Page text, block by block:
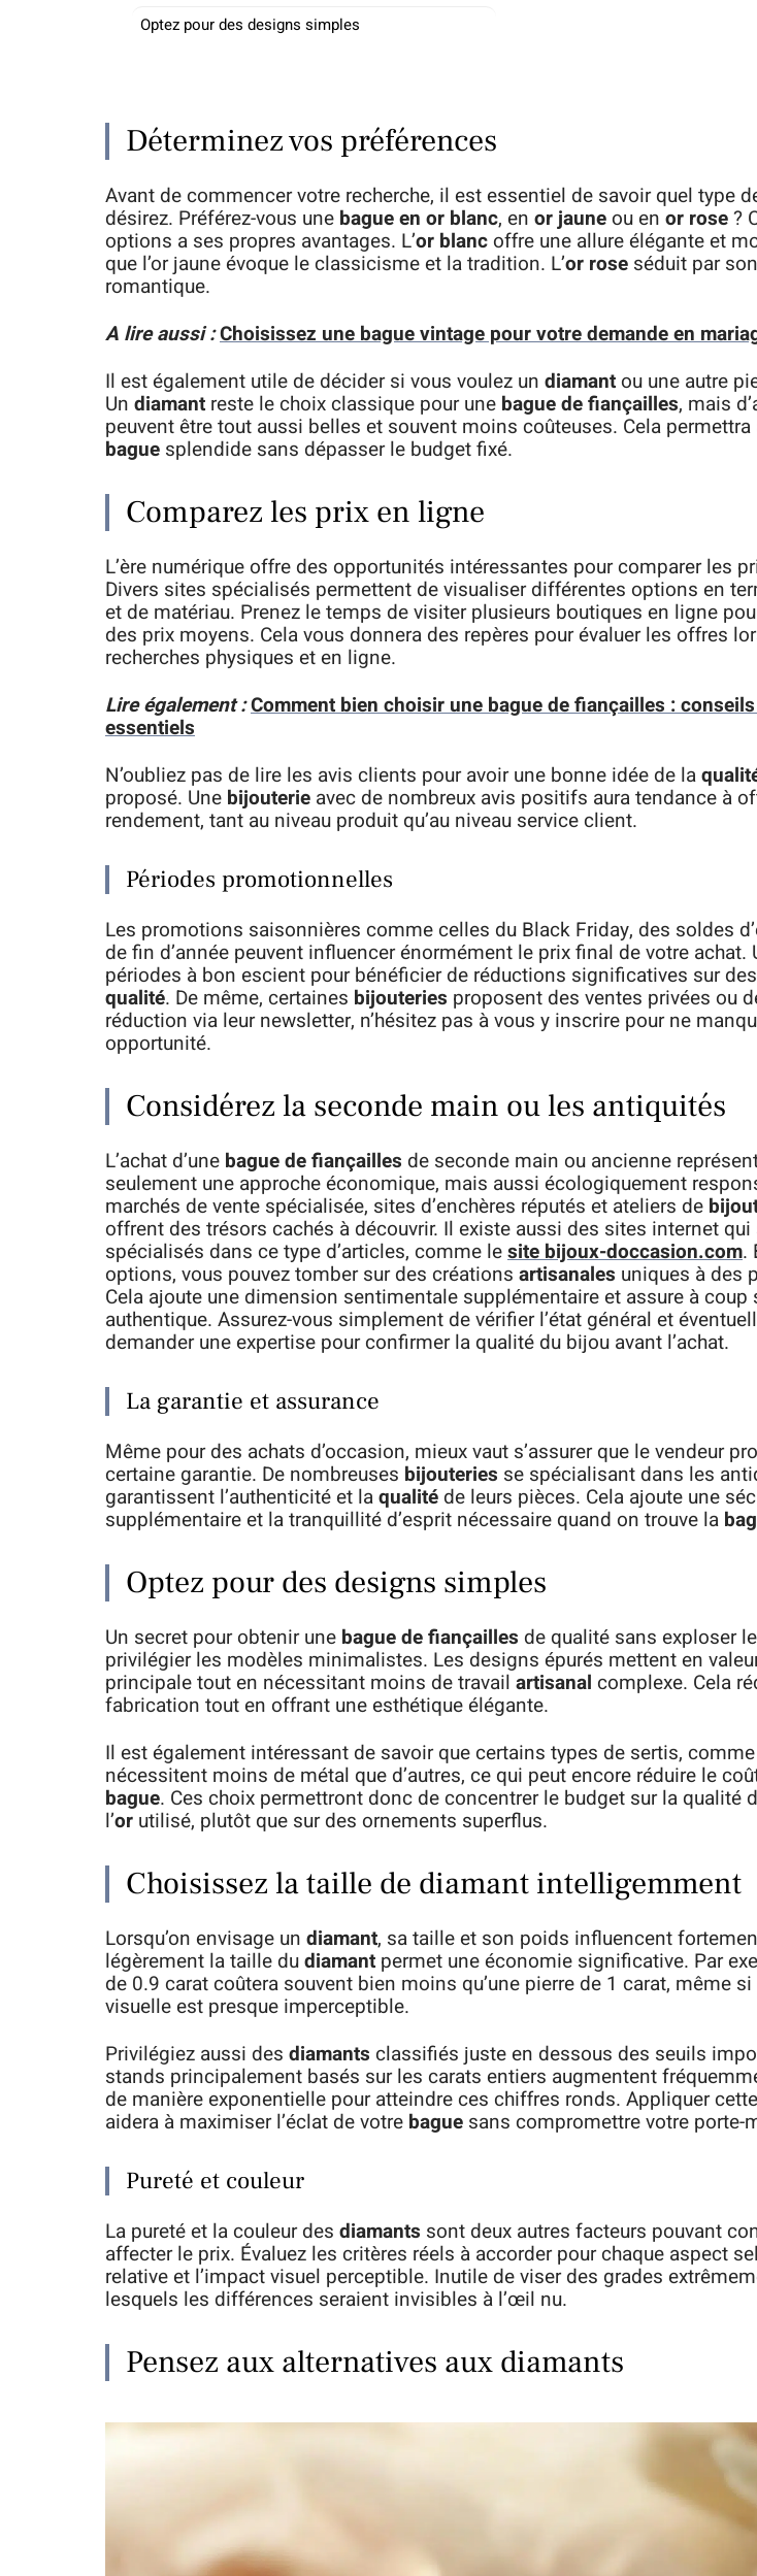
Optez pour des designs simples
Déterminez vos préférences
Avant de commencer votre recherche, il est essentiel de savoir quel type
désirez. Préférez-vous une bague en or blanc, en or jaune ou en or rose?
options a ses propres avantages. L’or blanc offre une allure élégante et
que l’or jaune évoque le classicisme et la tradition. L’or rose séduit par
romantique.
A lire aussi :Choisissez une bague vintage pour votre demande en
Il est également utile de décider si vous voulez un diamant ou une autre
Un diamant reste le choix classique pour une bague de fiançailles, mais
peuvent être tout aussi belles et souvent moins coûteuses. Cela permettra
bague splendide sans dépasser le budget fixé.
Comparez les prix en ligne
L’ère numérique offre des opportunités intéressantes pour comparer les
Divers sites spécialisés permettent de visualiser différentes options en
et de matériau. Prenez le temps de visiter plusieurs boutiques en ligne
des prix moyens. Cela vous donnera des repères pour évaluer les offres
recherches physiques et en ligne.
Lire également :Comment bien choisir une bague de fiançailles :
essentiels
N’oubliez pas de lire les avis clients pour avoir une bonne idée de la
proposé. Une bijouterie avec de nombreux avis positifs aura tendance à
rendement, tant au niveau produit qu’au niveau service client.
Périodes promotionnelles
Les promotions saisonnières comme celles du Black Friday, des soldes
de fin d’année peuvent influencer énormément le prix final de votre achat.
périodes à bon escient pour bénéficier de réductions significatives sur
qualité. De même, certaines bijouteries proposent des ventes privées ou
réduction via leur newsletter, n’hésitez pas à vous y inscrire pour ne
opportunité.
Considérez la seconde main ou les antiquités
L’achat d’une bague de fiançailles de seconde main ou ancienne
seulement une approche économique, mais aussi écologiquement
marchés de vente spécialisée, sites d’enchères réputés et ateliers de
offrent des trésors cachés à découvrir. Il existe aussi des sites internet
spécialisés dans ce type d’articles, comme lesite bijoux-doccasion.com.
options, vous pouvez tomber sur des créations artisanales uniques à des
Cela ajoute une dimension sentimentale supplémentaire et assure à coup
authentique. Assurez-vous simplement de vérifier l’état général et
demander une expertise pour confirmer la qualité du bijou avant l’achat.
La garantie et assurance
Même pour des achats d’occasion, mieux vaut s’assurer que le vendeur
certaine garantie. De nombreuses bijouteries se spécialisant dans les
garantissent l’authenticité et laqualité de leurs pièces. Cela ajoute une
supplémentaire et la tranquillité d’esprit nécessaire quand on trouve la
Optez pour des designs simples
Un secret pour obtenir une bague de fiançailles de qualité sans exploser
privilégier les modèles minimalistes. Les designs épurés mettent en
principale tout en nécessitant moins de travail artisanal complexe. Cela
fabrication tout en offrant une esthétique élégante.
Il est également intéressant de savoir que certains types de sertis,
nécessitent moins de métal que d’autres, ce qui peut encore réduire le
bague. Ces choix permettront donc de concentrer le budget sur la qualité
l’or utilisé, plutôt que sur des ornements superflus.
Choisissez la taille de diamant intelligemment
Lorsqu’on envisage un diamant, sa taille et son poids influencent
légèrement la taille dudiamant permet une économie significative. Par
de 0.9 carat coûtera souvent bien moins qu’une pierre de 1 carat, même
visuelle est presque imperceptible.
Privilégiez aussi des diamants classifiés juste en dessous des seuils
stands principalement basés sur les carats entiers augmentent
de manière exponentielle pour atteindre ces chiffres ronds. Appliquer
aidera à maximiser l’éclat de votre bague sans compromettre votre porte-
Pureté et couleur
La pureté et la couleur des diamants sont deux autres facteurs pouvant
affecter le prix. Évaluez les critères réels à accorder pour chaque aspect
relative et l’impact visuel perceptible. Inutile de viser des grades
lesquels les différences seraient invisibles à l’œil nu.
Pensez aux alternatives aux diamants